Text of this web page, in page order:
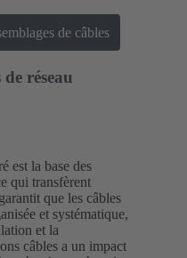
de câbles
réseau
est la base des
qui transfèrent
que les câbles
et systématique,
et la
câbles a un impact